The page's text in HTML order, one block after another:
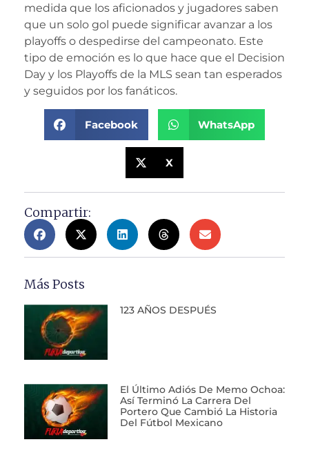
medida que los aficionados y jugadores saben
que un solo gol puede significar avanzar a los
playoffs o despedirse del campeonato. Este
tipo de emoción es lo que hace que el Decision
Day y los Playoffs de la MLS sean tan esperados
y seguidos por los fanáticos.
Facebook WhatsApp
X
Compartir:
Más Posts
123 AÑOS DESPUÉS
El Último Adiós De Memo Ochoa:
Así Terminó La Carrera Del
Portero Que Cambió La Historia
Del Fútbol Mexicano